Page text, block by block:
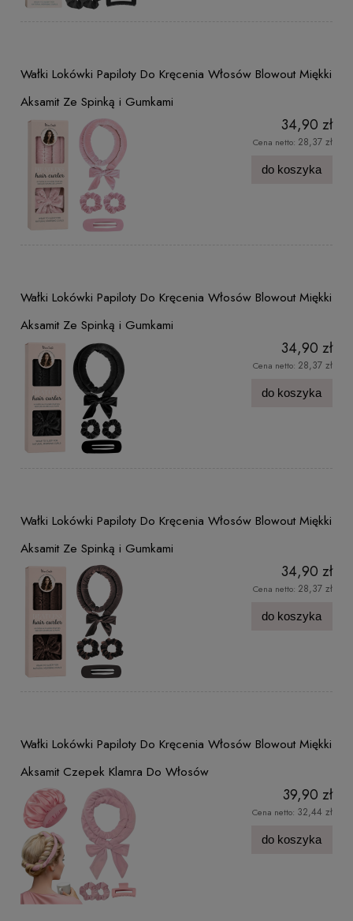
Wałki Lokówki Papiloty Do Kręcenia Włosów Blowout Miękki
Aksamit Ze Spinką i Gumkami
34,90 zł
Cena netto: 28,37 zł
do koszyka
Wałki Lokówki Papiloty Do Kręcenia Włosów Blowout Miękki
Aksamit Ze Spinką i Gumkami
34,90 zł
Cena netto: 28,37 zł
do koszyka
Wałki Lokówki Papiloty Do Kręcenia Włosów Blowout Miękki
Aksamit Ze Spinką i Gumkami
34,90 zł
Cena netto: 28,37 zł
do koszyka
Wałki Lokówki Papiloty Do Kręcenia Włosów Blowout Miękki
Aksamit Czepek Klamra Do Włosów
39,90 zł
Cena netto: 32,44 zł
do koszyka